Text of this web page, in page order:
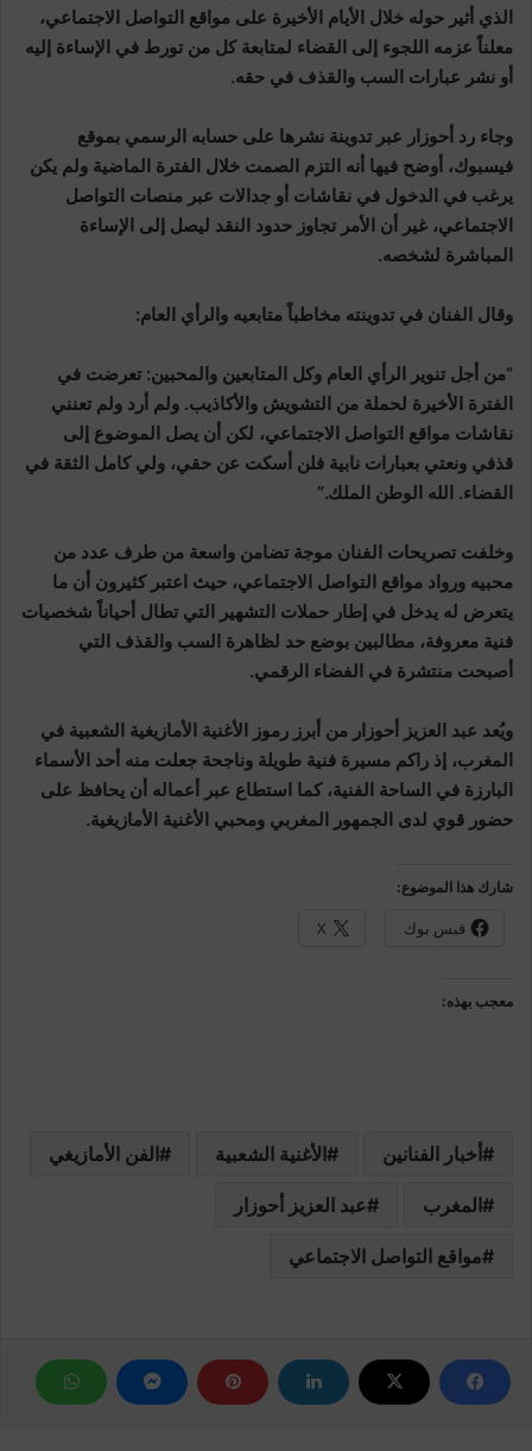
الذي أثير حوله خلال الأيام الأخيرة على مواقع التواصل الاجتماعي،
معلناً عزمه اللجوء إلى القضاء لمتابعة كل من تورط في الإساءة إليه
أو نشر عبارات السب والقذف في حقه.
وجاء رد أحوزار عبر تدوينة نشرها على حسابه الرسمي بموقع
فيسبوك، أوضح فيها أنه التزم الصمت خلال الفترة الماضية ولم يكن
يرغب في الدخول في نقاشات أو جدالات عبر منصات التواصل
الاجتماعي، غير أن الأمر تجاوز حدود النقد ليصل إلى الإساءة
المباشرة لشخصه.
وقال الفنان في تدوينته مخاطباً متابعيه والرأي العام:
“من أجل تنوير الرأي العام وكل المتابعين والمحبين: تعرضت في
الفترة الأخيرة لحملة من التشويش والأكاذيب. ولم أرد ولم تعنني
نقاشات مواقع التواصل الاجتماعي، لكن أن يصل الموضوع إلى
قذفي ونعتي بعبارات نابية فلن أسكت عن حقي، ولي كامل الثقة في
القضاء. الله الوطن الملك.”
وخلفت تصريحات الفنان موجة تضامن واسعة من طرف عدد من
محبيه ورواد مواقع التواصل الاجتماعي، حيث اعتبر كثيرون أن ما
يتعرض له يدخل في إطار حملات التشهير التي تطال أحياناً شخصيات
فنية معروفة، مطالبين بوضع حد لظاهرة السب والقذف التي
أصبحت منتشرة في الفضاء الرقمي.
ويُعد عبد العزيز أحوزار من أبرز رموز الأغنية الأمازيغية الشعبية في
المغرب، إذ راكم مسيرة فنية طويلة وناجحة جعلت منه أحد الأسماء
البارزة في الساحة الفنية، كما استطاع عبر أعماله أن يحافظ على
حضور قوي لدى الجمهور المغربي ومحبي الأغنية الأمازيغية.
شارك هذا الموضوع:
فيس بوك X
معجب بهذه:
أخبار الفنانين الأغنية الشعبية الفن الأمازيغي
المغرب عبد العزيز أحوزار
مواقع التواصل الاجتماعي